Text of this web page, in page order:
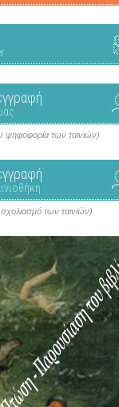
ψηφοφορία των ταινιών)
των ταινιών)